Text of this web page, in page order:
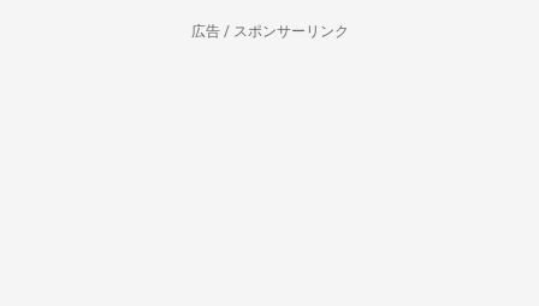
広告 / スポンサーリンク